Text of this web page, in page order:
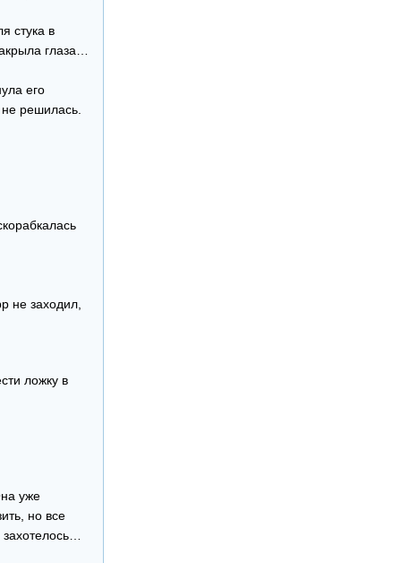
стука в
глаза…
его
решилась.
не заходил,
ложку в
уже
но все
захотелось…